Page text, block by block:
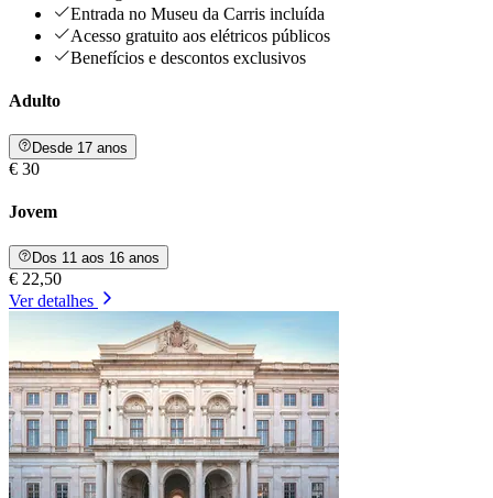
Entrada no Museu da Carris incluída
Acesso gratuito aos elétricos públicos
Benefícios e descontos exclusivos
Adulto
Desde 17 anos
€ 30
Jovem
Dos 11 aos 16 anos
€ 22,50
Ver detalhes